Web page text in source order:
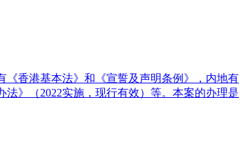
香港基本法》和《宣誓及声明条例》，内地有
》（2022实施，现行有效）等。本案的办理是